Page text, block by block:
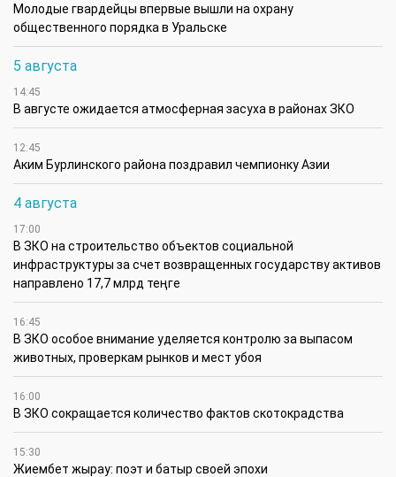
Молодые гвардейцы впервые вышли на охрану
общественного порядка в Уральске
5 августа
14:45
В августе ожидается атмосферная засуха в районах ЗКО
12:45
Аким Бурлинского района поздравил чемпионку Азии
4 августа
17:00
В ЗКО на строительство объектов социальной
инфраструктуры за счет возвращенных государству активов
направлено 17,7 млрд теңге
16:45
В ЗКО особое внимание уделяется контролю за выпасом
животных, проверкам рынков и мест убоя
16:00
В ЗКО сокращается количество фактов скотокрадства
15:30
Жиембет жырау: поэт и батыр своей эпохи